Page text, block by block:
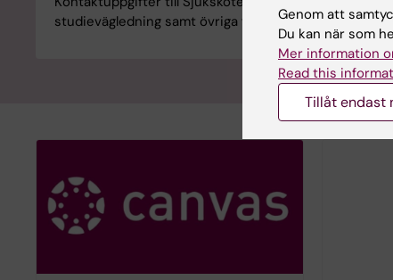
studievägledning samt övriga funktioner inom
Genom att
Du kan när som
Mer information
Read this
Tillåt endast